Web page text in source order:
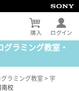
グラミング教室・
ラミング教室 > 宇
南校